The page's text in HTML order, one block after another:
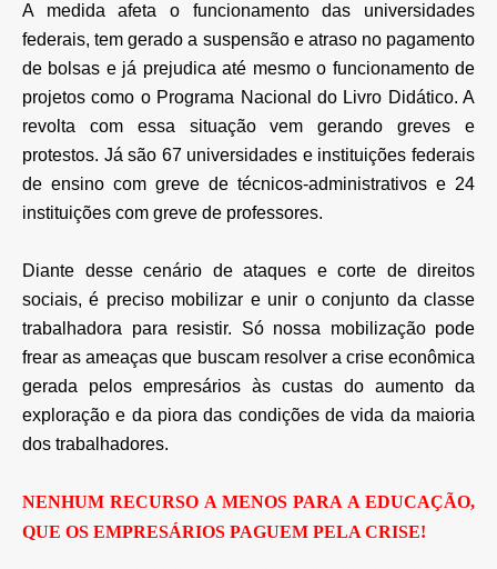
A medida afeta o funcionamento das universidades
federais, tem gerado a suspensão e atraso no pagamento
de bolsas e já prejudica até mesmo o funcionamento de
projetos como o Programa Nacional do Livro Didático. A
revolta com essa situação vem gerando greves e
protestos. Já são 67 universidades e instituições federais
de ensino com greve de técnicos-administrativos e 24
instituições com greve de professores.
Diante desse cenário de ataques e corte de direitos
sociais, é preciso mobilizar e unir o conjunto da classe
trabalhadora para resistir. Só nossa mobilização pode
frear as ameaças que buscam resolver a crise econômica
gerada pelos empresários às custas do aumento da
exploração e da piora das condições de vida da maioria
dos trabalhadores.
NENHUM RECURSO A MENOS PARA A EDUCAÇÃO,
QUE OS EMPRESÁRIOS PAGUEM PELA CRISE!